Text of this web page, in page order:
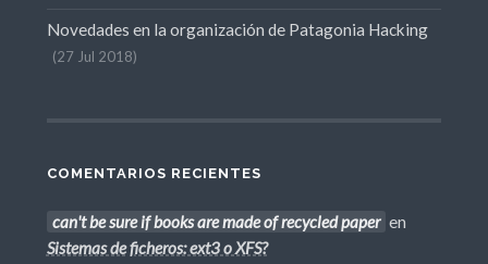
Novedades en la organización de Patagonia Hacking
27 Jul 2018
COMENTARIOS RECIENTES
can't be sure if books are made of recycled paper en
Sistemas de ficheros: ext3 o XFS?